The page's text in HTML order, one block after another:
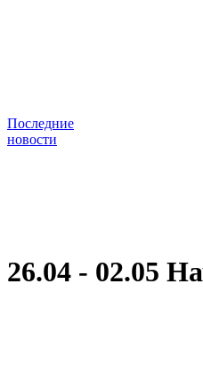
Последние
новости
26.04 - 02.05